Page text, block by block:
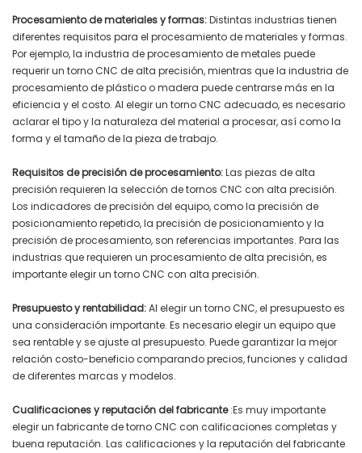
‌Procesamiento de materiales y formas:Distintas industrias tienen
diferentes requisitos para el procesamiento de materiales y formas.
Por ejemplo, la industria de procesamiento de metales puede
requerir un torno CNC de alta precisión, mientras que la industria de
procesamiento de plástico o madera puede centrarse más en la
eficiencia y el costo. Al elegir un torno CNC adecuado, es necesario
aclarar el tipo y la naturaleza del material a procesar, así como la
forma y el tamaño de la pieza de trabajo.
‌Requisitos de precisión de procesamiento:Las piezas de alta
precisión requieren la selección de tornos CNC con alta precisión.
Los indicadores de precisión del equipo, como la precisión de
posicionamiento repetido, la precisión de posicionamiento y la
precisión de procesamiento, son referencias importantes. Para las
industrias que requieren un procesamiento de alta precisión, es
importante elegir un torno CNC con alta precisión.
‌Presupuesto y rentabilidad:Al elegir un torno CNC, el presupuesto es
una consideración importante. Es necesario elegir un equipo que
sea rentable y se ajuste al presupuesto. Puede garantizar la mejor
relación costo-beneficio comparando precios, funciones y calidad
de diferentes marcas y modelos.
‌Cualificaciones y reputación del fabricante:Es muy importante
elegir un fabricante de torno CNC con calificaciones completas y
buena reputación. Las calificaciones y la reputación del fabricante